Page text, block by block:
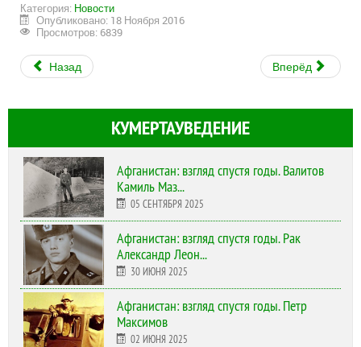
Категория: Новости
Опубликовано: 18 Ноября 2016
Просмотров: 6839
Назад Вперёд
КУМЕРТАУВЕДЕНИЕ
Афганистан: взгляд спустя годы. Валитов
Камиль Маз...
05 СЕНТЯБРЯ 2025
Афганистан: взгляд спустя годы. Рак
Александр Леон...
30 ИЮНЯ 2025
Афганистан: взгляд спустя годы. Петр
Максимов
02 ИЮНЯ 2025